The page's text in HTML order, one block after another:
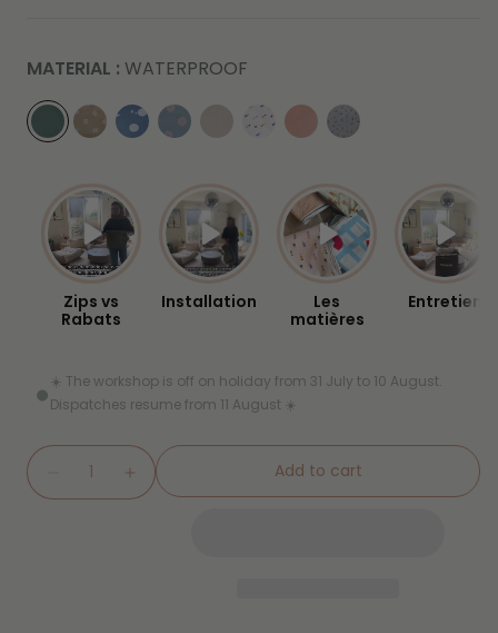
MATERIAL : WATERPROOF
Zips vs
Rabats
Installation
Les
matières
Entretien
☀️ The workshop is off on holiday from 31 July to 10 August.
Dispatches resume from 11 August ☀️
Decrease
quantity
Quantity
Increase
quantity
Add to cart